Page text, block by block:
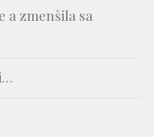
a zmenšila sa